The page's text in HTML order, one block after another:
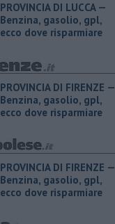
PROVINCIA DI LUCCA — ​
Benzina, gasolio, gpl,
ecco dove risparmiare
PROVINCIA DI FIRENZE — ​
Benzina, gasolio, gpl,
ecco dove risparmiare
PROVINCIA DI FIRENZE — ​
Benzina, gasolio, gpl,
ecco dove risparmiare